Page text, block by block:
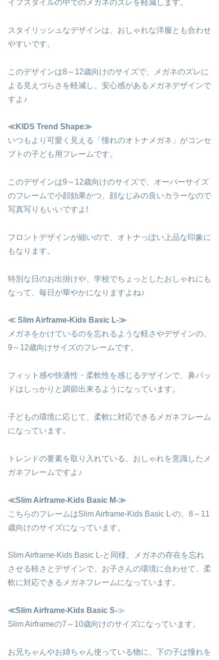
イフスタイルの中でのメガネのズレを軽減します。
スタイリッシュなデザインは、おしゃれな洋服とも合わせ
やすいです。
このデザインは8～12歳向けのサイズで、メガネのズレに
よる見えづらさを軽減し、安心感があるメガネデザインで
すよ♪
≪KIDS Trend Shape≫
いつもより可愛く見える「憧れのオトナメガネ」がコンセ
プトの子ども用フレームです。
このデザインは9～12歳向けのサイズで、オーバーサイズ
のフレームで小顔効果かつ、顔なじみの良いカラーなので
写真写りもいいですよ!
フロントデザインが細いので、オトナっぽい上品な印象に
もなります。
特別な日のお出掛けや、学校でちょっとしたおしゃれにも
なって、毎日が華やかになりますよね♪
≪ Slim Airframe-Kids Basic L-≫
メガネをかけているのを忘れるような軽さやデザインの、
9～12歳向けサイズのフレームです。
フィット感や快適性・柔軟性を感じるデザインで、鼻パッ
ドはしっかりと調節出来るようになっています。
子どもの環境に応じて、柔軟に対応できるメガネフレーム
になっています。
トレンドの要素を取り入れている、おしゃれを意識したメ
ガネフレームですよ♪
≪Slim Airframe-Kids Basic M-≫
こちらのフレームはSlim Airframe-Kids Basic L-の、8～11
歳向けのサイズになっています。
Slim Airframe-Kids Basic L-と同様、メガネの存在を忘れ
させる軽さとデザインで、お子さんの環境に合わせて、柔
軟に対応できるメガネフレームになっています。
≪Slim Airframe-Kids Basic S-≫
Slim Airframeの7～10歳向けのサイズになっています。
お兄ちゃんやお姉ちゃん使っている物に、下の子は憧れを